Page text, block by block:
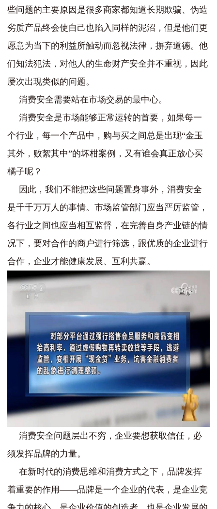
些问题的主要原因是很多商家都知道长期欺骗、伪造
劣质产品终会使自己也陷入同样的泥沼，但是他们更
愿意为当下的利益所触动而忽视法律，摒弃道德。他
们知法犯法，对他人的生命财产安全并不重视，因此
屡次出现类似的问题。
消费安全需要站在市场交易的最中心。
消费安全是市场能够正常运转的首要，如果每一
个行业，每一个产品中，购与买之间总是出现“金玉
其外，败絮其中”的坏柑案例，又有谁会真正放心买
橘子呢？
因此，我们不能把这些问题置身事外，消费安全
是千千万万人的事情。市场监管部门应当严厉监管，
各行业之间也应当相互监督，在完善自身产业链的情
况下，要对合作的商户进行筛选，跟优质的企业进行
合作，企业才能健康发展、互利共赢。
消费安全问题层出不穷，企业要想获取信任，必
须发挥品牌的力量。
在新时代的消费思维和消费方式之下，品牌发挥
着重要的作用——品牌是一个企业的代表，是企业竞